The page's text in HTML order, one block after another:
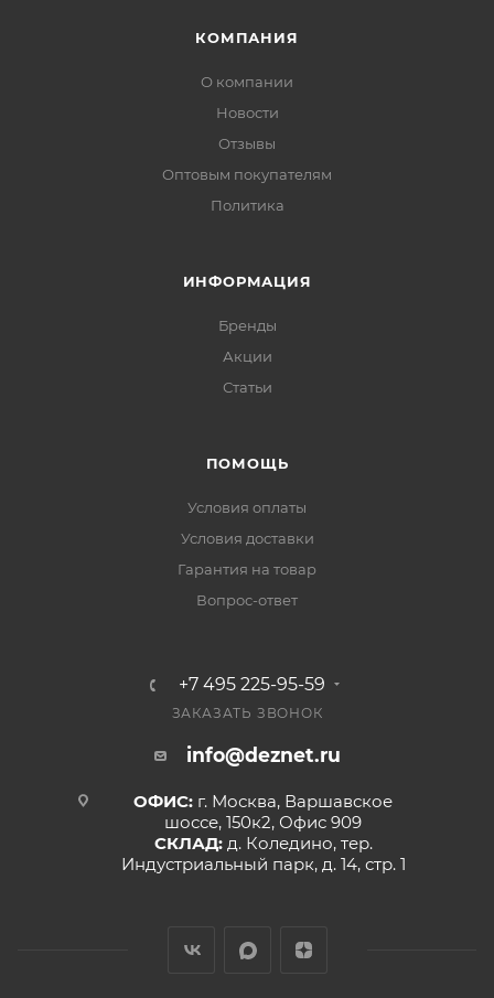
КОМПАНИЯ
О компании
Новости
Отзывы
Оптовым покупателям
Политика
ИНФОРМАЦИЯ
Бренды
Акции
Статьи
ПОМОЩЬ
Условия оплаты
Условия доставки
Гарантия на товар
Вопрос-ответ
+7 495 225-95-59
ЗАКАЗАТЬ ЗВОНОК
info@deznet.ru
ОФИС: г. Москва, Варшавское
шоссе, 150к2, Офис 909
СКЛАД: д. Коледино, тер.
Индустриальный парк, д. 14, стр. 1